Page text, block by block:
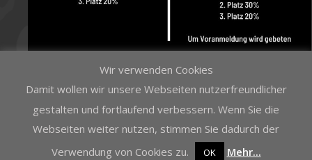
Wir verwenden Cookies
Damit wollen wir unsere Webseiten nutzerfreundlicher
gestalten und fortlaufend verbessern. Wenn Sie die
Webseiten weiter nutzen, stimmen Sie dadurch der
Verwendung von Cookies zu.
OK Mehr...